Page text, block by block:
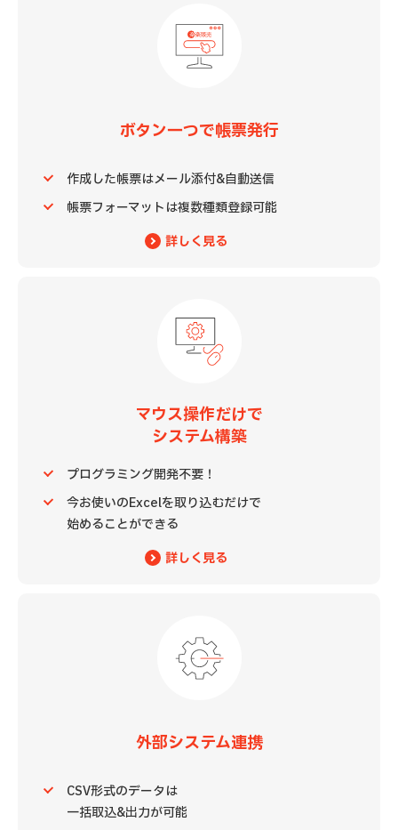
ボタン一つで帳票発行
作成した帳票はメール添付&自動送信
帳票フォーマットは複数種類登録可能
詳しく見る
マウス操作だけで
システム構築
プログラミング開発不要！
今お使いのExcelを取り込むだけで
始めることができる
詳しく見る
外部システム連携
CSV形式のデータは
一括取込&出力が可能